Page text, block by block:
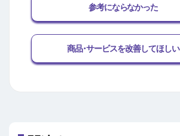
参考にならなかった
商品･サービスを改善してほしい